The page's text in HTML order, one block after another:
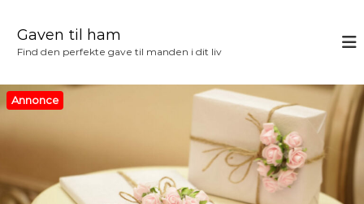
n
Gaven til ham
Find den perfekte gave til manden i dit liv
Annonce